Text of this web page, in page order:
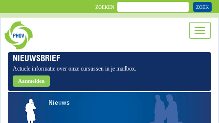
ZOEKEN ZOEK
NIEUWSBRIEF
Actuele informatie over onze cursussen in je mailbox.
Aanmelden
Nieuws